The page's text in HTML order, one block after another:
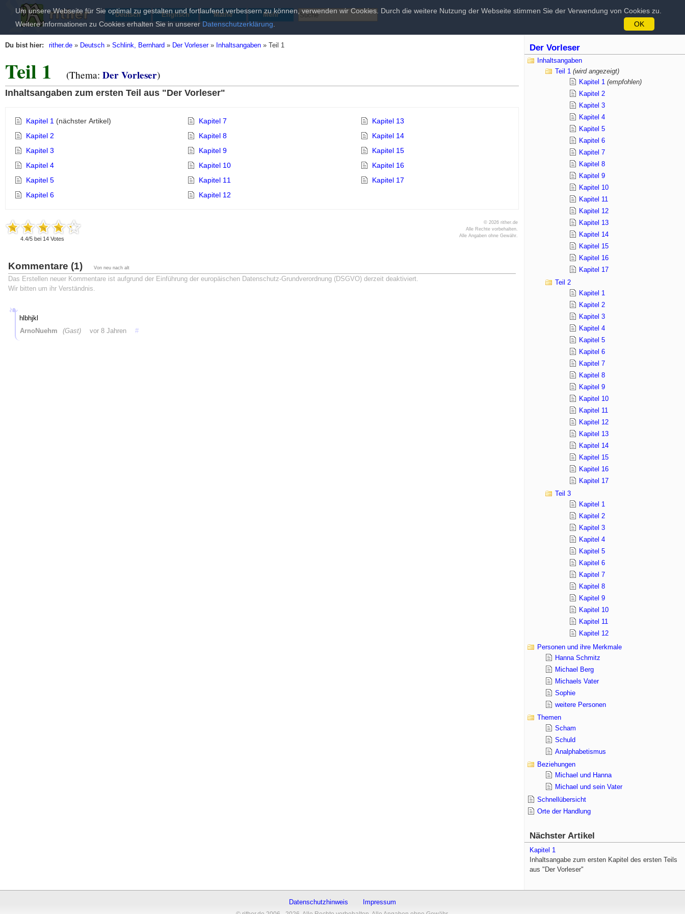
Deutsch Englisch Mathe Mehr
Du bist hier: rither.de » Deutsch »Schlink, Bernhard » Der Vorleser» Inhaltsangaben »Teil 1
Teil 1 (Thema:Der Vorleser)
Inhaltsangaben zum ersten Teil aus "Der Vorleser"
Kapitel 1(nächster Artikel)
Kapitel 2
Kapitel 3
Kapitel 4
Kapitel 5
Kapitel 6
Kapitel 7
Kapitel 8
Kapitel 9
Kapitel 10
Kapitel 11
Kapitel 12
Kapitel 13
Kapitel 14
Kapitel 15
Kapitel 16
Kapitel 17
4.4/5 bei 14 Votes
© 2026 rither.de
Alle Rechte vorbehalten.
Alle Angaben ohne Gewähr.
Kommentare (1) Von neu nach alt
Das Erstellen neuer Kommentare ist aufgrund der Einführung der europäischen Datenschutz-Grundverordnung (DSGVO) derzeit deaktiviert.
Wir bitten um ihr Verständnis.
hlbhjkl
ArnoNuehm
(Gast) vor 8 Jahren #
Der Vorleser
Inhaltsangaben
Teil 1 (wird angezeigt)
Kapitel 1 (empfohlen)
Kapitel 2
Kapitel 3
Kapitel 4
Kapitel 5
Kapitel 6
Kapitel 7
Kapitel 8
Kapitel 9
Kapitel 10
Kapitel 11
Kapitel 12
Kapitel 13
Kapitel 14
Kapitel 15
Kapitel 16
Kapitel 17
Teil 2
Kapitel 1
Kapitel 2
Kapitel 3
Kapitel 4
Kapitel 5
Kapitel 6
Kapitel 7
Kapitel 8
Kapitel 9
Kapitel 10
Kapitel 11
Kapitel 12
Kapitel 13
Kapitel 14
Kapitel 15
Kapitel 16
Kapitel 17
Teil 3
Kapitel 1
Kapitel 2
Kapitel 3
Kapitel 4
Kapitel 5
Kapitel 6
Kapitel 7
Kapitel 8
Kapitel 9
Kapitel 10
Kapitel 11
Kapitel 12
Personen und ihre Merkmale
Hanna Schmitz
Michael Berg
Michaels Vater
Sophie
weitere Personen
Themen
Scham
Schuld
Analphabetismus
Beziehungen
Michael und Hanna
Michael und sein Vater
Schnellübersicht
Orte der Handlung
Nächster Artikel
Kapitel 1
Inhaltsangabe zum ersten Kapitel des ersten Teils
aus "Der Vorleser"
Datenschutzhinweis Impressum
Um unsere Webseite für Sie optimal zu gestalten und fortlaufend verbessern zu können, verwenden wir Cookies. Durch die weitere Nutzung der Webseite stimmen Sie der Verwendung von Cookies zu.
Weitere Informationen zu Cookies erhalten Sie in unserer Datenschutzerklärung OK